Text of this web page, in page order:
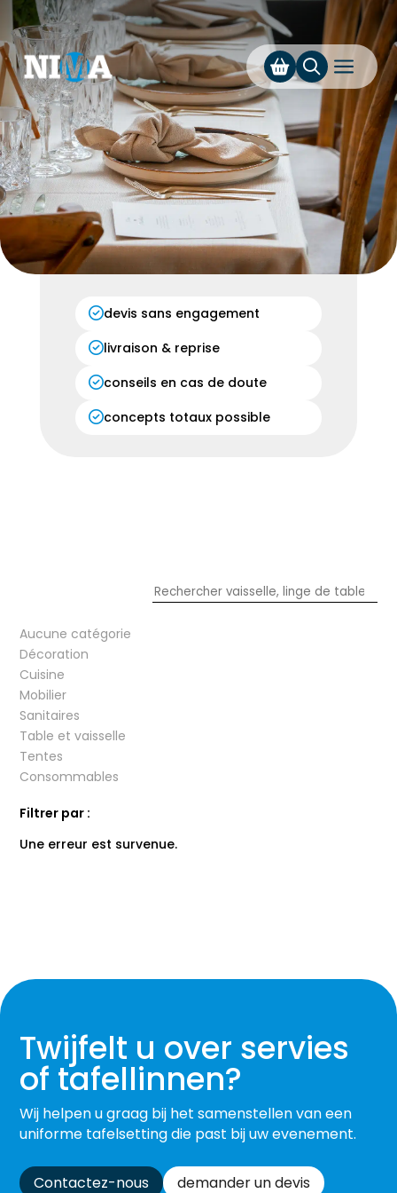
a
devis sans engagement
livraison & reprise
conseils en cas de doute
concepts totaux possible
Aucune catégorie
Décoration
Cuisine
Mobilier
Sanitaires
Table et vaisselle
Tentes
Consommables
Filtrer par :
Une erreur est survenue.
Twijfelt u over servies
of tafellinnen?
Wij helpen u graag bij het samenstellen van een
uniforme tafelsetting die past bij uw evenement.
Contactez-nous demander un devis